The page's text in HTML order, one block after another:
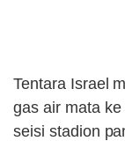
Tentara Israel
gas air mata
seisi stadion